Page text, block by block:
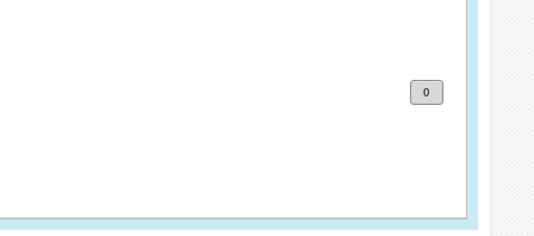
0